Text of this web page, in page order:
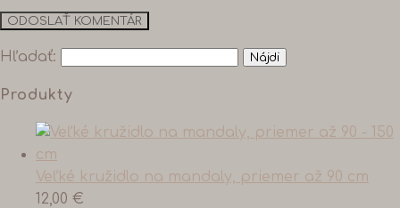
Hľadať:
Produkty
Veľké kružidlo na mandaly, priemer až 90 cm
12,00 €